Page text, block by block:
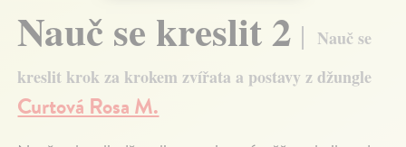
Nauč se kreslit 2
Nauč se
kreslit krok za krokem zvířata a postavy z džungle
Curtová Rosa M.